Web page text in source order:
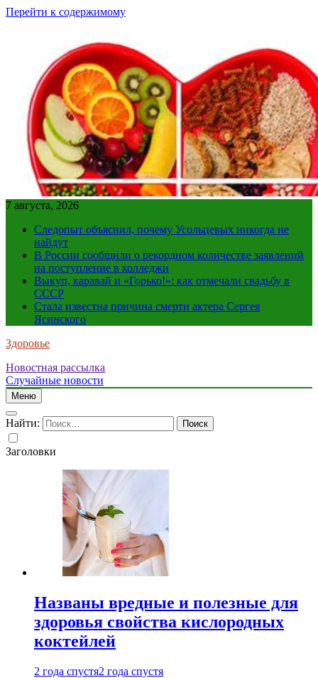
Перейти к содержимому
7 августа, 2026
Следопыт объяснил, почему Усольцевых никогда не
найдут
В России сообщили о рекордном количестве заявлений
на поступление в колледжи
Выкуп, каравай и «Горько!»: как отмечали свадьбу в
СССР
Стала известна причина смерти актера Сергея
Ясинского
Здоровье
Новостная рассылка
Случайные новости
Меню
Найти:
Заголовки
Названы вредные и полезные для
здоровья свойства кислородных
коктейлей
2 года спустя2 года спустя